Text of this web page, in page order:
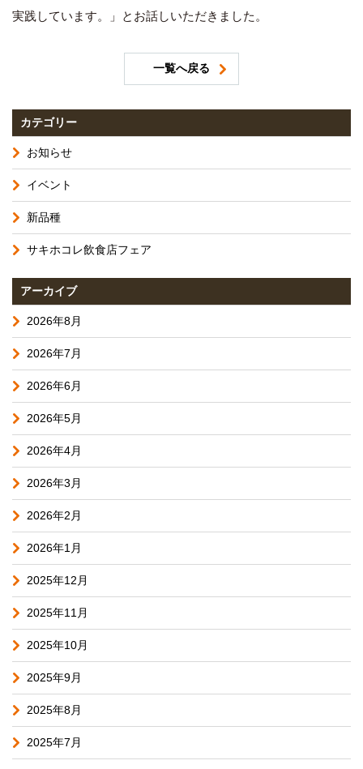
実践しています。」とお話しいただきました。
一覧へ戻る
カテゴリー
お知らせ
イベント
新品種
サキホコレ飲食店フェア
アーカイブ
2026年8月
2026年7月
2026年6月
2026年5月
2026年4月
2026年3月
2026年2月
2026年1月
2025年12月
2025年11月
2025年10月
2025年9月
2025年8月
2025年7月